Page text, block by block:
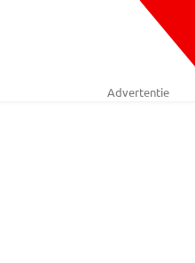
Advertentie